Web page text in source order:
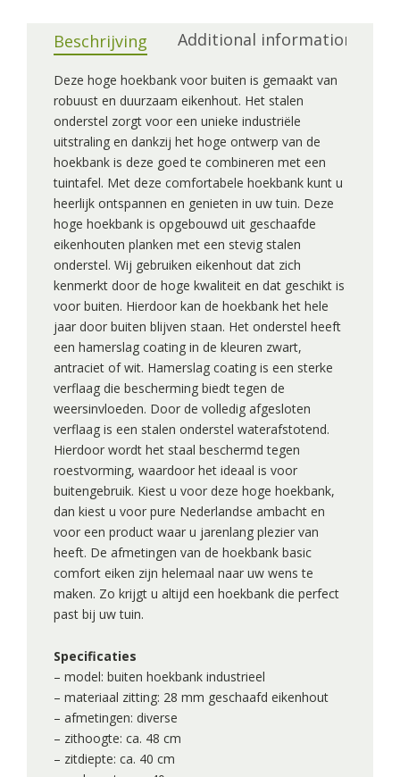
Beschrijving Additional information
Deze hoge hoekbank voor buiten is gemaakt van
robuust en duurzaam eikenhout. Het stalen
onderstel zorgt voor een unieke industriële
uitstraling en dankzij het hoge ontwerp van de
hoekbank is deze goed te combineren met een
tuintafel. Met deze comfortabele hoekbank kunt u
heerlijk ontspannen en genieten in uw tuin. Deze
hoge hoekbank is opgebouwd uit geschaafde
eikenhouten planken met een stevig stalen
onderstel. Wij gebruiken eikenhout dat zich
kenmerkt door de hoge kwaliteit en dat geschikt is
voor buiten. Hierdoor kan de hoekbank het hele
jaar door buiten blijven staan. Het onderstel heeft
een hamerslag coating in de kleuren zwart,
antraciet of wit. Hamerslag coating is een sterke
verflaag die bescherming biedt tegen de
weersinvloeden. Door de volledig afgesloten
verflaag is een stalen onderstel waterafstotend.
Hierdoor wordt het staal beschermd tegen
roestvorming, waardoor het ideaal is voor
buitengebruik. Kiest u voor deze hoge hoekbank,
dan kiest u voor pure Nederlandse ambacht en
voor een product waar u jarenlang plezier van
heeft. De afmetingen van de hoekbank basic
comfort eiken zijn helemaal naar uw wens te
maken. Zo krijgt u altijd een hoekbank die perfect
past bij uw tuin.
Specificaties
– model: buiten hoekbank industrieel
– materiaal zitting: 28 mm geschaafd eikenhout
– afmetingen: diverse
– zithoogte: ca. 48 cm
– zitdiepte: ca. 40 cm